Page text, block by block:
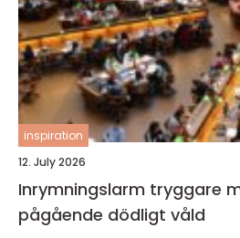
inspiration
12. July 2026
Inrymningslarm tryggare miljö vid hot och
pågående dödligt våld